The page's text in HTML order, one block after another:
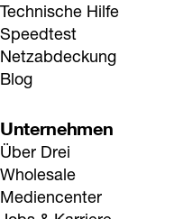
Technische Hilfe
Speedtest
Netzabdeckung
Blog
Unternehmen
Über Drei
Wholesale
Mediencenter